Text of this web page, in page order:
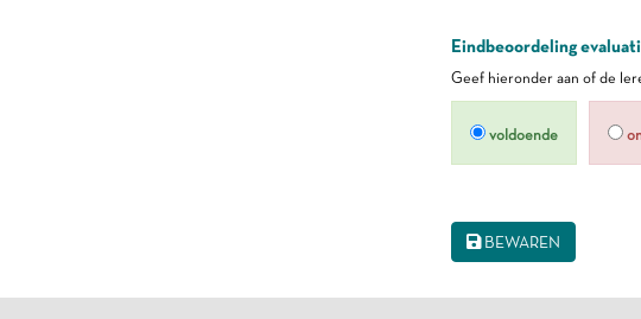
Eindbeoordeling
Geef hieronder aan of de
voldoende
BEWAREN